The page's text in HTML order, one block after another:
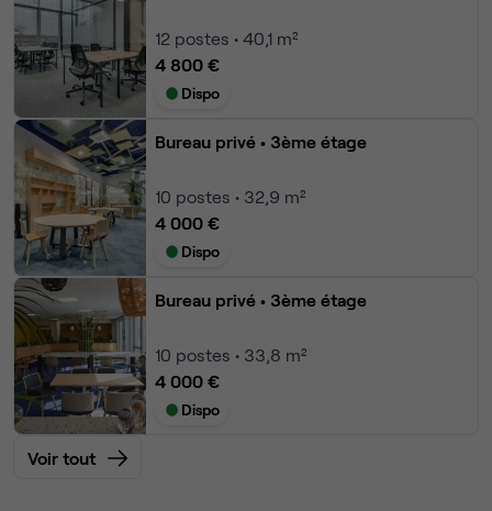
12 postes • 40,1 m²
4 800 €
Dispo
Bureau privé • 3ème étage
10 postes • 32,9 m²
4 000 €
Dispo
Bureau privé • 3ème étage
10 postes • 33,8 m²
4 000 €
Dispo
Voir tout